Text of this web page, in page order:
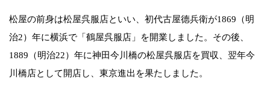
松屋の前身は松屋呉服店といい、初代古屋德兵衛が1869（明
治2）年に横浜で「鶴屋呉服店」を開業しました。その後、
1889（明治22）年に神田今川橋の松屋呉服店を買収、翌年今
川橋店として開店し、東京進出を果たしました。